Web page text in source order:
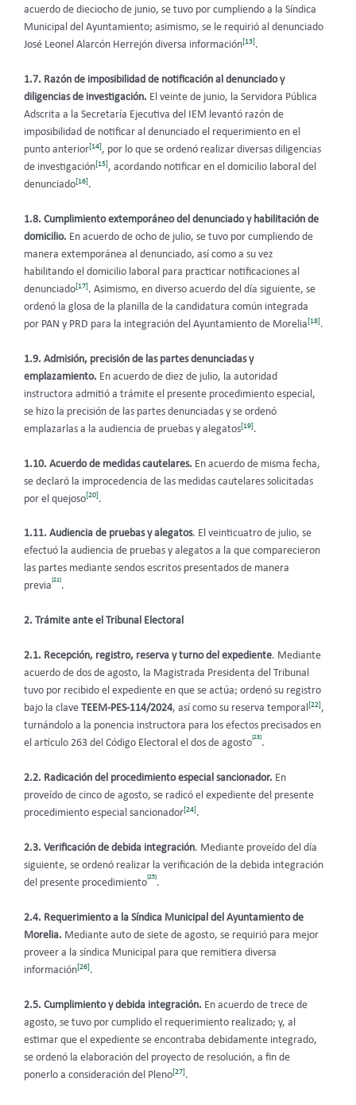
acuerdo de dieciocho de junio, se tuvo por cumpliendo a la Síndica
Municipal del Ayuntamiento; asimismo, se le requirió al denunciado
José Leonel Alarcón Herrejón diversa información[13].
1.7. Razón de imposibilidad de notificación al denunciado y
diligencias de investigación. El veinte de junio, la Servidora Pública
Adscrita a la Secretaría Ejecutiva del IEM levantó razón de
imposibilidad de notificar al denunciado el requerimiento en el
punto anterior[14], por lo que se ordenó realizar diversas diligencias
de investigación[15], acordando notificar en el domicilio laboral del
denunciado[16].
1.8. Cumplimiento extemporáneo del denunciado y habilitación de
domicilio. En acuerdo de ocho de julio, se tuvo por cumpliendo de
manera extemporánea al denunciado, así como a su vez
habilitando el domicilio laboral para practicar notificaciones al
denunciado[17]. Asimismo, en diverso acuerdo del día siguiente, se
ordenó la glosa de la planilla de la candidatura común integrada
por PAN y PRD para la integración del Ayuntamiento de Morelia[18].
1.9. Admisión, precisión de las partes denunciadas y
emplazamiento. En acuerdo de diez de julio, la autoridad
instructora admitió a trámite el presente procedimiento especial,
se hizo la precisión de las partes denunciadas y se ordenó
emplazarlas a la audiencia de pruebas y alegatos[19].
1.10. Acuerdo de medidas cautelares. En acuerdo de misma fecha,
se declaró la improcedencia de las medidas cautelares solicitadas
por el quejoso [20] .
1.11. Audiencia de pruebas y alegatos. El veinticuatro de julio, se
efectuó la audiencia de pruebas y alegatos a la que comparecieron
las partes mediante sendos escritos presentados de manera
previa
[21]
.
2. Trámite ante el Tribunal Electoral
2.1. Recepción, registro, reserva y turno del expediente. Mediante
acuerdo de dos de agosto, la Magistrada Presidenta del Tribunal
tuvo por recibido el expediente en que se actúa; ordenó su registro
bajo la clave
TEEM-PES-114/2024, así como su reserva temporal [22],
turnándolo a la ponencia instructora para los efectos precisados en
el artículo 263 del Código Electoral el dos de agosto
[23]
.
2.2. Radicación del procedimiento especial sancionador. En
proveído de cinco de agosto, se radicó el expediente del presente
procedimiento especial sancionador[24].
2.3. Verificación de debida integración. Mediante proveído del día
siguiente, se ordenó realizar la verificación de la debida integración
del presente procedimiento
[25]
.
2.4. Requerimiento a la Síndica Municipal del Ayuntamiento de
Morelia. Mediante auto de siete de agosto, se requirió para mejor
proveer a la síndica Municipal para que remitiera diversa
información[26].
2.5. Cumplimiento y debida integración. En acuerdo de trece de
agosto, se tuvo por cumplido el requerimiento realizado; y, al
estimar que el expediente se encontraba debidamente integrado,
se ordenó la elaboración del proyecto de resolución, a fin de
ponerlo a consideración del Pleno[27].